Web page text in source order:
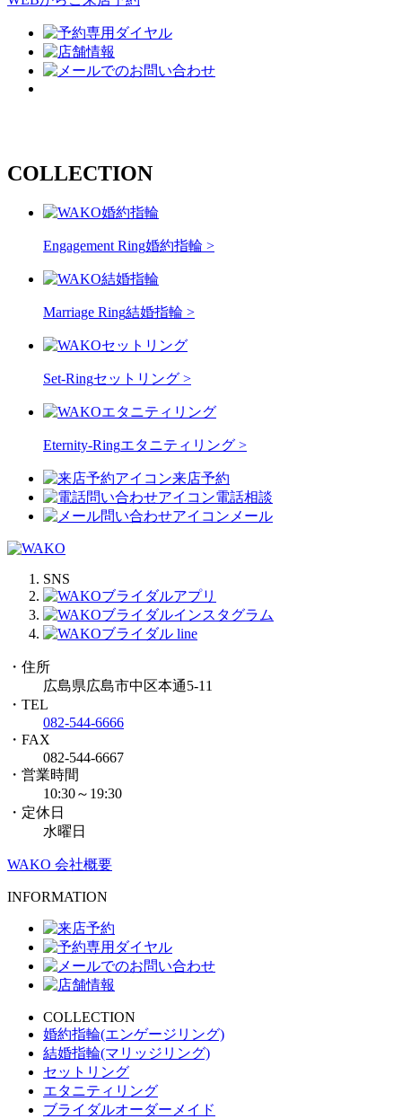
COLLECTION
Engagement Ring婚約指輪 >
Marriage Ring結婚指輪 >
Set-Ringセットリング >
Eternity-Ringエタニティリング >
来店予約
電話相談
メール
SNS
・住所
広島県広島市中区本通5-11
・TEL
082-544-6666
・FAX
082-544-6667
・営業時間
10:30～19:30
・定休日
水曜日
WAKO 会社概要
INFORMATION
COLLECTION
婚約指輪(エンゲージリング)
結婚指輪(マリッジリング)
セットリング
エタニティリング
ブライダルオーダーメイド